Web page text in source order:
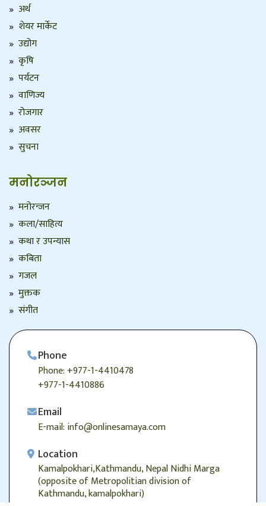
अर्थ
शेयर मार्केट
उद्योग
कृषि
पर्यटन
वाणिज्य
रोजगार
अवसर
सुचना
मनोरञ्जन
मनोरन्जन
कला/साहित्य
कथा र उपन्यास
कबिता
गजल
मुक्तक
संगीत
Phone
Phone: +977-1-4410478
+977-1-4410886
Email
E-mail: info@onlinesamaya.com
Location
Kamalpokhari,Kathmandu, Nepal Nidhi Marga
(opposite of Metropolitian division of
Kathmandu, kamalpokhari)